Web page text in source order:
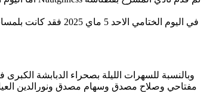
في اليوم
وبالنسبة للسهرات الليلة بصحراء الدبابشة
مفتاحي وصلاح مصدق وسهام مصدق ونورالدين